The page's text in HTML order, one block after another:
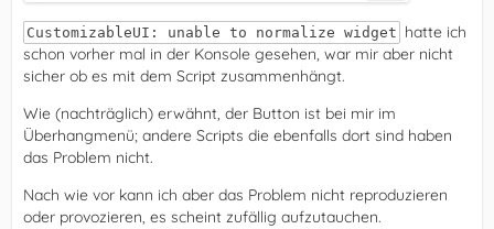
CustomizableUI: unable to normalize widget hatte ich
schon vorher mal in der Konsole gesehen, war mir aber nicht
sicher ob es mit dem Script zusammenhängt.
Wie (nachträglich) erwähnt, der Button ist bei mir im
Überhangmenü; andere Scripts die ebenfalls dort sind haben
das Problem nicht.
Nach wie vor kann ich aber das Problem nicht reproduzieren
oder provozieren, es scheint zufällig aufzutauchen.